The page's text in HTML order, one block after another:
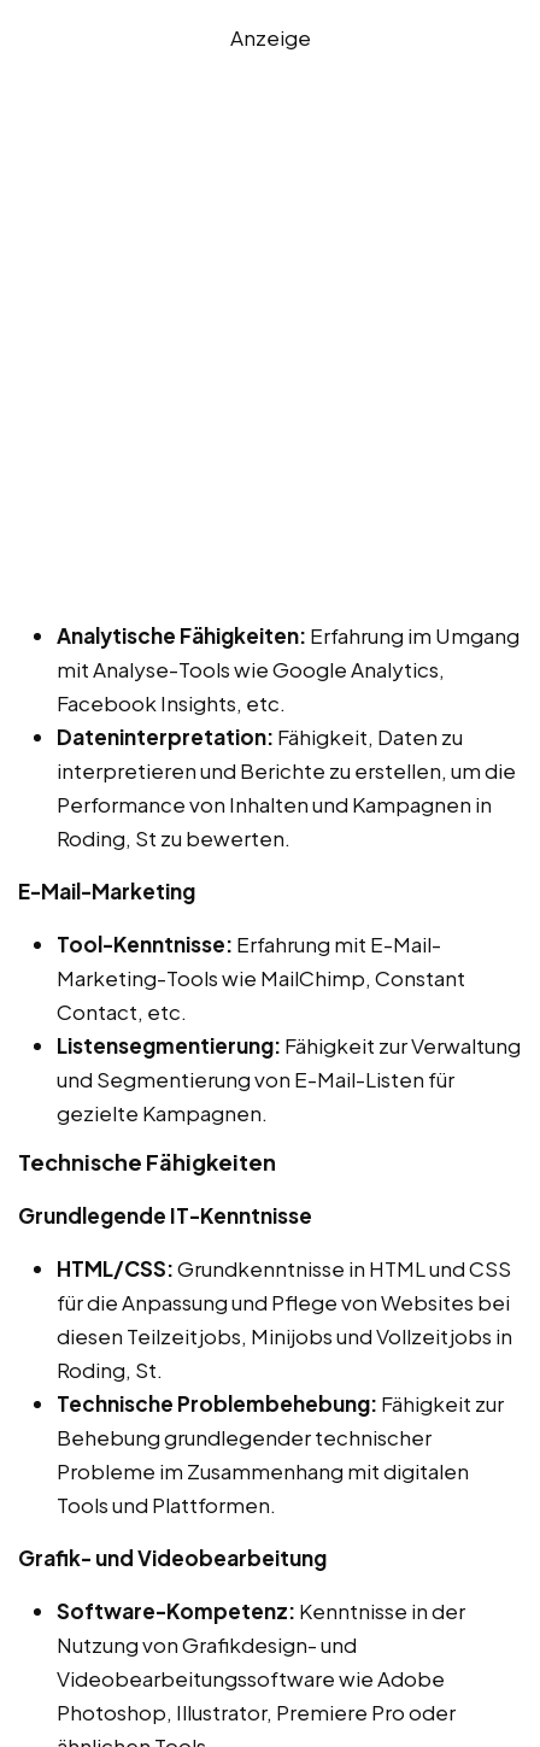
Anzeige
Analytische Fähigkeiten: Erfahrung im Umgang
mit Analyse-Tools wie Google Analytics,
Facebook Insights, etc.
Dateninterpretation: Fähigkeit, Daten zu
interpretieren und Berichte zu erstellen, um die
Performance von Inhalten und Kampagnen in
Roding, St zu bewerten.
E-Mail-Marketing
Tool-Kenntnisse: Erfahrung mit E-Mail-
Marketing-Tools wie MailChimp, Constant
Contact, etc.
Listensegmentierung: Fähigkeit zur Verwaltung
und Segmentierung von E-Mail-Listen für
gezielte Kampagnen.
Technische Fähigkeiten
Grundlegende IT-Kenntnisse
HTML/CSS:Grundkenntnisse in HTML und CSS
für die Anpassung und Pflege von Websites bei
diesen Teilzeitjobs, Minijobs und Vollzeitjobs in
Roding, St.
Technische Problembehebung: Fähigkeit zur
Behebung grundlegender technischer
Probleme im Zusammenhang mit digitalen
Tools und Plattformen.
Grafik- und Videobearbeitung
Software-Kompetenz: Kenntnisse in der
Nutzung von Grafikdesign- und
Videobearbeitungssoftware wie Adobe
Photoshop, Illustrator, Premiere Pro oder